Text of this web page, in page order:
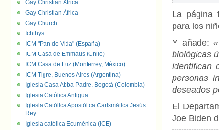
La página
para los
Y añade:
biológicas
identifican
personas
deseados
El
Joe Biden
Gay Christian África
Gay Christian África
Gay Church
Ichthys
ICM "Pan de Vida" (España)
ICM Casa de Emmaus (Chile)
ICM Casa de Luz (Monterrey, México)
ICM Tigre, Buenos Aires (Argentina)
Iglesia Casa Abba Padre. Bogotá (Colombia)
Iglesia Católica Antigua
Iglesia Católica Apostólica Carismática Jesús
Rey
Iglesia católica Ecuménica (ICE)